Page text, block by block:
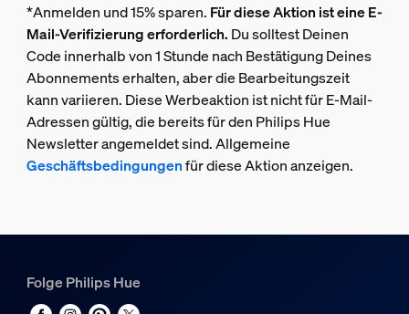
*Anmelden und 15% sparen. Für diese Aktion ist eine E-
Mail-Verifizierung erforderlich. Du solltest Deinen
Code innerhalb von 1 Stunde nach Bestätigung Deines
Abonnements erhalten, aber die Bearbeitungszeit
kann variieren. Diese Werbeaktion ist nicht für E-Mail-
Adressen gültig, die bereits für den Philips Hue
Newsletter angemeldet sind. Allgemeine
Geschäftsbedingungenfür diese Aktion anzeigen.
Folge Philips Hue